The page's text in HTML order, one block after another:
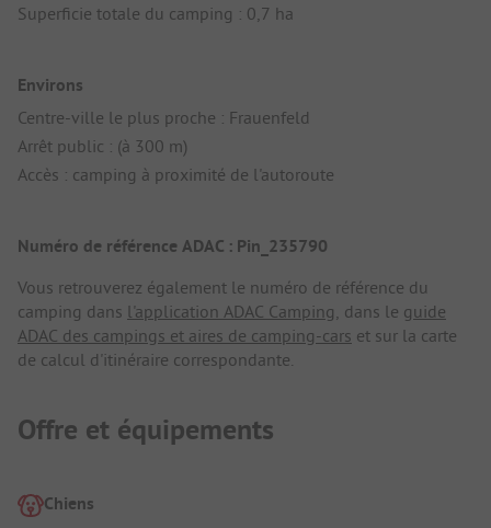
Superficie totale du camping : 0,7 ha
Environs
Centre-ville le plus proche : Frauenfeld
Arrêt public : (à 300 m)
Accès : camping à proximité de l'autoroute
Numéro de référence ADAC : Pin_235790
Vous retrouverez également le numéro de référence du
camping dans l'application ADAC Camping, dans le guide
ADAC des campings et aires de camping-cars et sur la carte
de calcul d'itinéraire correspondante.
Offre et équipements
Chiens